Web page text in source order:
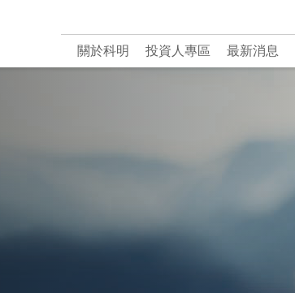
關於科明 投資人專區 最新消息